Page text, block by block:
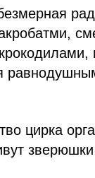
цирка